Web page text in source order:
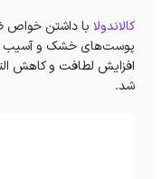
کالاندولا با داشتن خواص
پوست‌های خشک و آسیب
افزایش لطافت و کاهش
شد.